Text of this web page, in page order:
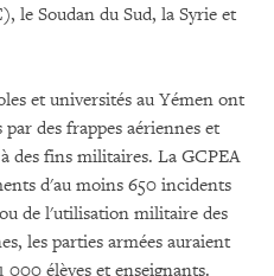
le Soudan du Sud, la Syrie et
et universités au Yémen ont
des frappes aériennes et
des fins militaires. La GCPEA
d'au moins 650 incidents
de l'utilisation militaire des
les parties armées auraient
élèves et enseignants.